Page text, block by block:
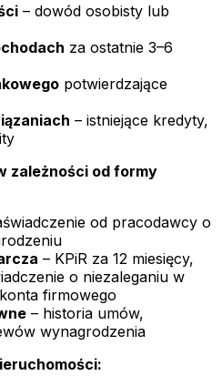
– dowód osobisty lub
za ostatnie 3–6
potwierdzające
– istniejące kredyty,
zależności od formy
od pracodawcy o
– KPiR za 12 miesięcy,
o niezaleganiu w
firmowego
– historia umów,
wynagrodzenia